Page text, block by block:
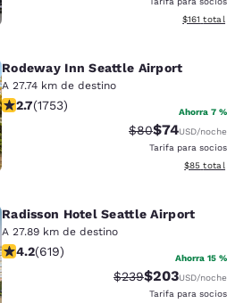
Ver
$161 total
Rodeway Inn Seattle Airport
A 27.74 km de destino
calificación de 2.68 estrellas. Feria.
2.7(1753) Ahorra 7 %
Precio tachado:
$80Precio con
$74USD/noche
Tarifa para socios
Ver
$85 total
Radisson Hotel Seattle Airport
A 27.89 km de destino
calificación de 4.17 estrellas. Muy
4.2(619) Ahorra 15 %
Precio tachado:
$239Precio con
$203USD/noche
Tarifa para socios